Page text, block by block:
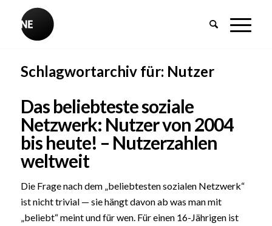
Schlagwortarchiv für: Nutzer
Das beliebteste soziale
Netzwerk: Nutzer von 2004
bis heute! – Nutzerzahlen
weltweit
Die Frage nach dem „beliebtesten sozialen Netzwerk“
ist nicht trivial — sie hängt davon ab was man mit
„beliebt“ meint und für wen. Für einen 16-Jährigen ist